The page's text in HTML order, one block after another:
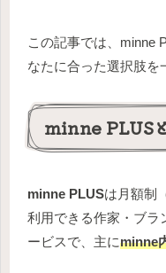
この記事では、minne
なたに合った選択肢を
minne PLUS
minne PLUSは月額制
利用できる作家・ブラ
ービスで、主にminne